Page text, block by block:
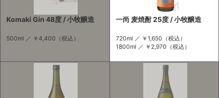
Komaki Gin 48度 / 小牧醸造
500ml ／ ￥4,400 （税込）
一尚 麦焼酎 25度 / 小牧醸造
720ml ／ ￥1,650 （税込）
1800ml ／ ￥2,970 （税込）